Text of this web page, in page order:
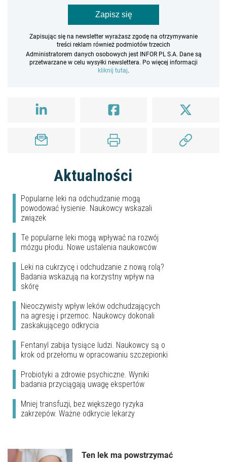
Zapisz się
Zapisując się na newsletter wyrażasz zgodę na otrzymywanie
treści reklam również podmiotów trzecich
Administratorem danych osobowych jest INFOR PL S.A. Dane są
przetwarzane w celu wysyłki newslettera. Po więcej informacji
kliknij tutaj.
Aktualności
Popularne leki na odchudzanie mogą
powodować łysienie. Naukowcy wskazali
związek
Te popularne leki mogą wpływać na rozwój
mózgu płodu. Nowe ustalenia naukowców
Leki na cukrzycę i odchudzanie z nową rolą?
Badania wskazują na korzystny wpływ na
skórę
Nieoczywisty wpływ leków odchudzających
na agresję i przemoc. Naukowcy dokonali
zaskakującego odkrycia
Fentanyl zabija tysiące ludzi. Naukowcy są o
krok od przełomu w opracowaniu szczepionki
Probiotyki a zdrowie psychiczne. Wyniki
badania przyciągają uwagę ekspertów
Mniej transfuzji, bez większego ryzyka
zakrzepów. Ważne odkrycie lekarzy
Ten lek ma powstrzymać